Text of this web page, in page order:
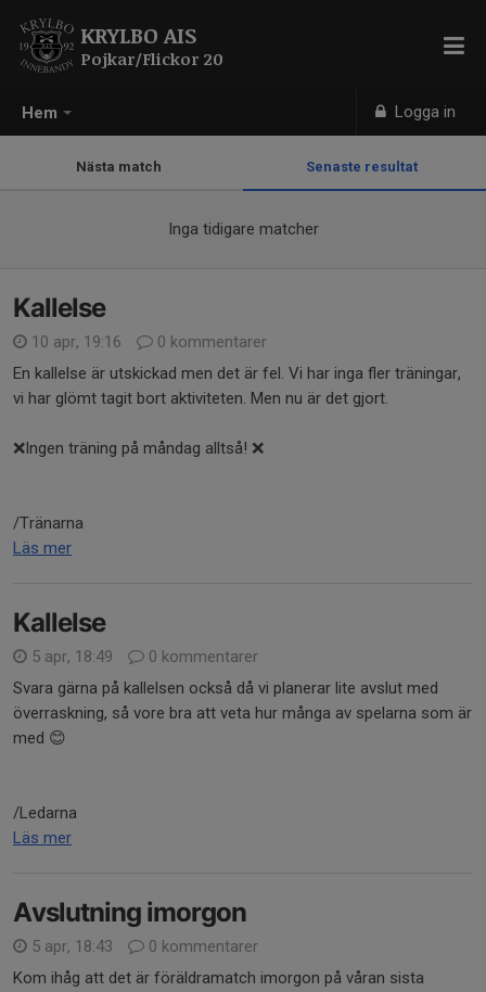
Hem Logga in
KRYLBO AIS
Pojkar/Flickor 20
Nästa match Senaste resultat
Inga tidigare matcher
Kallelse
10 apr, 19:16
0 kommentarer
En kallelse är utskickad men det är fel. Vi har inga fler träningar,
vi har glömt tagit bort aktiviteten. Men nu är det gjort.
❌️Ingen träning på måndag alltså! ❌️
/Tränarna
Läs mer
Kallelse
5 apr, 18:49
0 kommentarer
Svara gärna på kallelsen också då vi planerar lite avslut med
överraskning, så vore bra att veta hur många av spelarna som är
med 😊
/Ledarna
Läs mer
Avslutning imorgon
5 apr, 18:43
0 kommentarer
Kom ihåg att det är föräldramatch imorgon på våran sista